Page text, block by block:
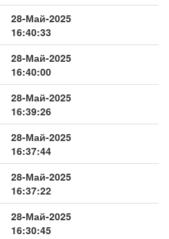
28-Май-2025
16:40:33
28-Май-2025
16:40:00
28-Май-2025
16:39:26
28-Май-2025
16:37:44
28-Май-2025
16:37:22
28-Май-2025
16:30:45